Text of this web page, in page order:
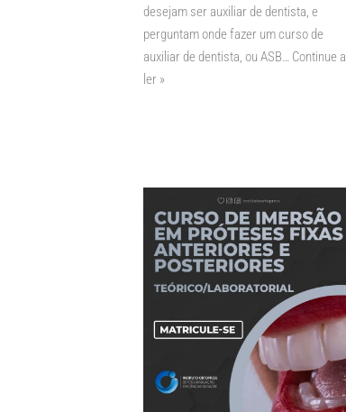
desejam ser auxiliar de dentista, e
perguntam onde fazer um curso de
auxiliar de dentista, ou ASB… Continue a
ler »